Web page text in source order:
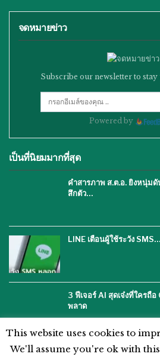
จดหมายข่าว
Subscribe our newsletter to stay
Powered by
เป็นที่นิยมมากที่สุด
คำสารภาพ ส.ต.อ. ยิงหนุ่ม
สึกตัว…
LINE เตือนผู้ใช้ระวัง SMS…
3 ฟีเจอร์ AI สุดเจ๋งที่ใครถื
พลาด
This website uses cookies to
We'll assume you're ok with